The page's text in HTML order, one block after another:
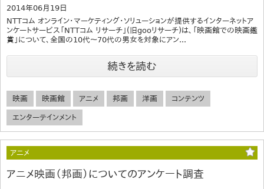
2014年06月19日
NTTコム オンライン・マーケティング・ソリューションが提供するインターネットア
ンケートサービス「NTTコム リサーチ」(旧gooリサーチ)は、「映画館での映画鑑
賞」について、全国の10代～70代の男女を対象にアン...
続きを読む
映画 映画館 アニメ 邦画 洋画 コンテンツ
エンターテインメント
アニメ
アニメ映画（邦画）についてのアンケート調査